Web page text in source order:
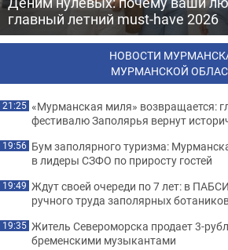
главный летний must-have 2026
НОВОСТИ
МУРМАНСКОЙ
21:25 «Мурманская миля» возвращается:
фестивалю Заполярья вернут
19:56 Бум заполярного туризма:
в лидеры СЗФО по приросту гостей
19:49 Ждут своей очереди по 7 лет: в
ручного труда заполярных
19:35 Житель Североморска продает 3-
бременскими музыкантами